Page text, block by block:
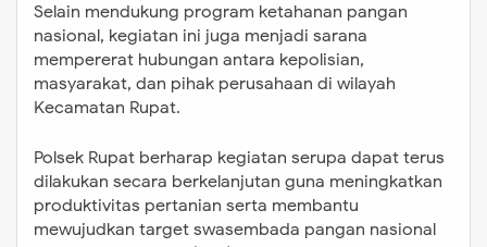
Selain mendukung program ketahanan pangan
nasional, kegiatan ini juga menjadi sarana
mempererat hubungan antara kepolisian,
masyarakat, dan pihak perusahaan di wilayah
Kecamatan Rupat.
Polsek Rupat berharap kegiatan serupa dapat terus
dilakukan secara berkelanjutan guna meningkatkan
produktivitas pertanian serta membantu
mewujudkan target swasembada pangan nasional